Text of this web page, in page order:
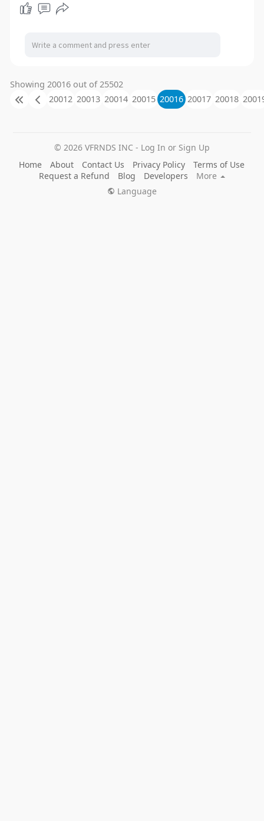
Showing 20016 out of 25502
20012 20013 20014 20015 20016 20017 20018
© 2026 VFRNDS INC - Log In or Sign Up
Home
About Contact Us Privacy Policy
Terms of Use
Request a Refund
Blog Developers
More
Language